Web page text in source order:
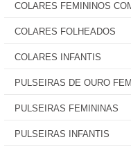
COLARES FEMININOS
COLARES FOLHEADOS
COLARES INFANTIS
PULSEIRAS DE OURO
PULSEIRAS FEMININAS
PULSEIRAS INFANTIS